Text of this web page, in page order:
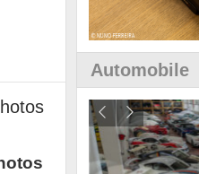
Automobile